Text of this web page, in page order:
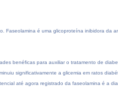
Faseolamina é uma glicoproteína inibidora da
benéficas para auxiliar o tratamento de
significativamente a glicemia em ratos
até agora registrado da faseolamina é a